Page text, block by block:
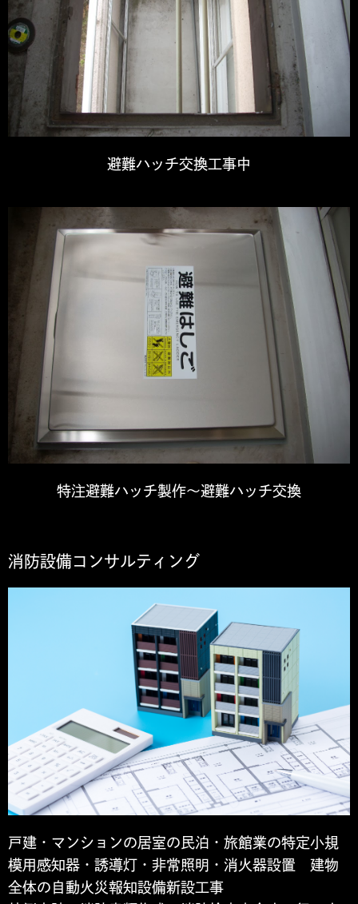
避難ハッチ交換工事中
特注避難ハッチ製作～避難ハッチ交換
消防設備コンサルティング
戸建・マンションの居室の民泊・旅館業の特定小規
模用感知器・誘導灯・非常照明・消火器設置 建物
全体の自動火災報知設備新設工事